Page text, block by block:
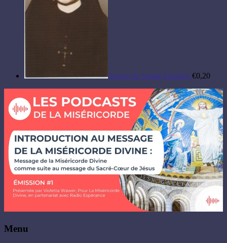
Image de Sainte Faustine €0,20
Menu